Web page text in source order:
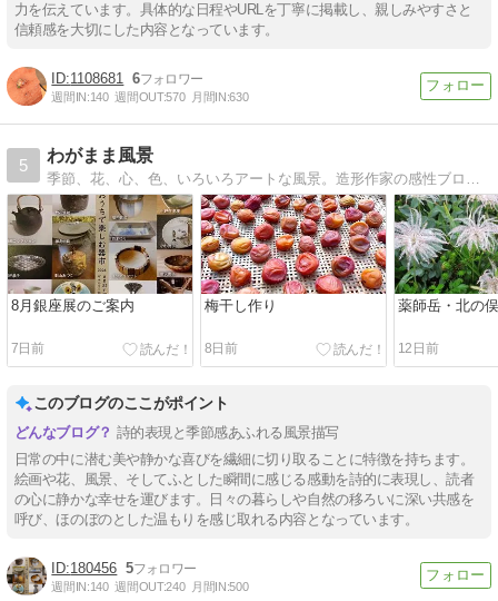
力を伝えています。具体的な日程やURLを丁寧に掲載し、親しみやすさと
信頼感を大切にした内容となっています。
1108681 6
週間IN:140 週間OUT:570 月間IN:630
5
わがまま風景
季節、花、心、色、いろいろアートな風景。造形作家の感性ブログ。カラフルにあそぼ！
8月銀座展のご案内
7日前
梅干し作り
8日前
薬師岳・北の
12日前
このブログのここがポイント
詩的表現と季節感あふれる風景描写
日常の中に潜む美や静かな喜びを繊細に切り取ることに特徴を持ちます。
絵画や花、風景、そしてふとした瞬間に感じる感動を詩的に表現し、読者
の心に静かな幸せを運びます。日々の暮らしや自然の移ろいに深い共感を
呼び、ほのぼのとした温もりを感じ取れる内容となっています。
180456 5
週間IN:140 週間OUT:240 月間IN:500